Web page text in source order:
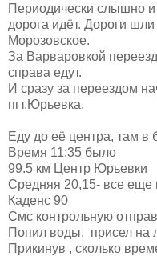
Периодически слышно
дорога идёт. Дороги
Морозовское.
За Варваровкой
справа едут.
И сразу за переездом
пгт.Юрьевка.
Еду до её центра, там в
Время 11:35 было
99.5 км Центр Юрьевки
Средняя 20,15- все еще
Каденс 90
Смс контрольную
Попил воды, присел на
Прикинув , сколько